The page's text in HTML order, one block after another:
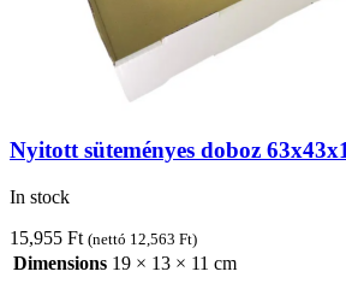
Nyitott süteményes doboz
In stock
15,955 Ft (nettó 12,563 Ft)
Dimensions 19 × 13 × 11 cm